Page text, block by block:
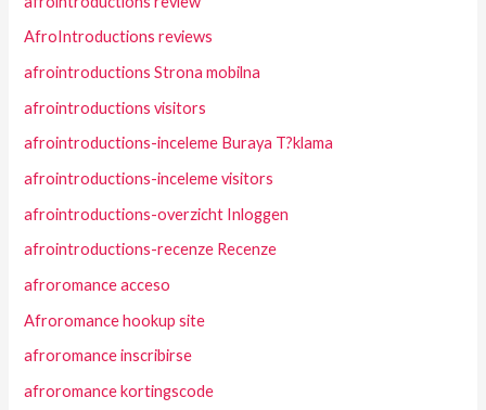
AfroIntroductions reviews
afrointroductions Strona mobilna
afrointroductions visitors
afrointroductions-inceleme Buraya T?klama
afrointroductions-inceleme visitors
afrointroductions-overzicht Inloggen
afrointroductions-recenze Recenze
afroromance acceso
Afroromance hookup site
afroromance inscribirse
afroromance kortingscode